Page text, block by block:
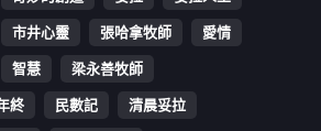
市井心靈 張哈拿牧師
愛情
智慧
梁永善牧師
終
民數記 清晨妥拉